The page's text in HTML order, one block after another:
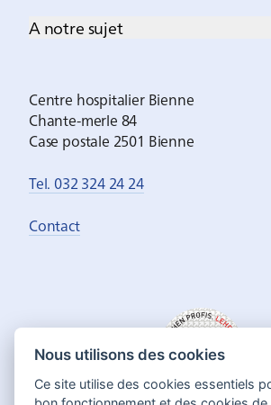
A notre sujet
Centre hospitalier Bienne
Chante-merle 84
Case postale 2501 Bienne
Tel. 032 324 24 24
Contact
Nous utilisons des cookies
Ce site utilise des cookies essentiels